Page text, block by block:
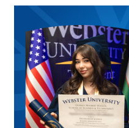
davlat granti e’lon qilindi
9.10.2024 17:11